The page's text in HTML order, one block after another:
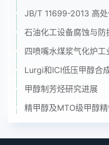
济大学机电该技术简易
者主要研究不同厂生产
鲜的总酸、脂肪酸、还
理衰老指标,以期为专用
分别称取大米5 000g,
mm技术参数。(或0.05
划项目
化工.对照为普通编.市重
各处理YHCNMHG验架
甲醇制芳烃研究进展